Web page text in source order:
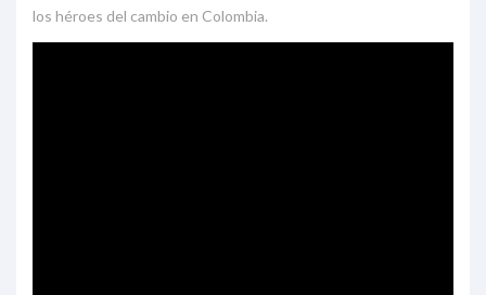
los héroes del cambio en Colombia.